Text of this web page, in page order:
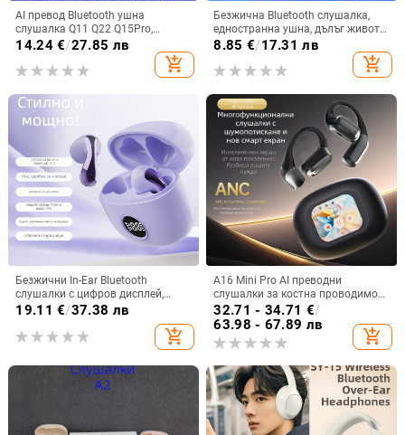
AI превод Bluetooth ушна
слушалка Q11 Q22 Q15Pro,
Bluetooth 5.3, обхват 10 м, време
на работа 4–8 ч, цифров дисплей
14.24€/27.85 лв
add_shopping_cart
Безжична Bluetooth слушалка,
едностранна ушна, дълъг живот
на батерията, Bluetooth 5.3,
водоустойчива, обхват 15 m,
спортен стил
8.85 €/17.31 лв
add_shopping_cart
Безжични In-Ear Bluetooth
слушалки с цифров дисплей,
ниска латентност за гейминг, 4–8
19.11 €/37.38 лв
add_shopping_cart
A16 Mini Pro AI преводни
слушалки за костна проводимост
със цветен дисплей и
шумопотискане, Bluetooth 5.4
32.71 - 34.71 €/
63.98 - 67.89 лв
add_shopping_cart